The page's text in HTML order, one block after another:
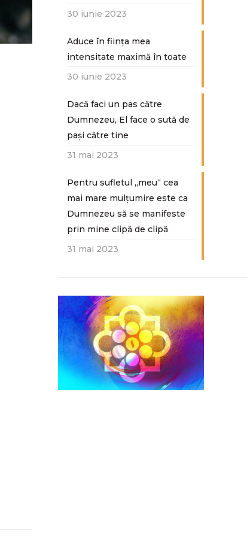
30 iunie 2023
Aduce în ființa mea
intensitate maximă în toate
30 iunie 2023
Dacă faci un pas către
Dumnezeu, El face o sută de
paşi către tine
31 mai 2023
Pentru sufletul „meu“ cea
mai mare mulțumire este ca
Dumnezeu să se manifeste
prin mine clipă de clipă
31 mai 2023